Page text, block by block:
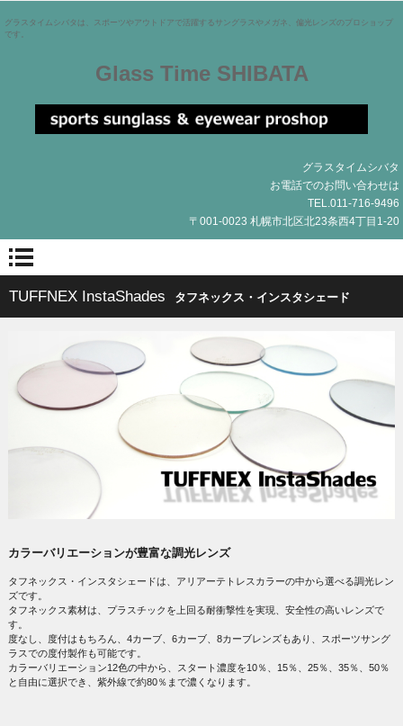
グラスタイムシバタは、スポーツやアウトドアで活躍するサングラスやメガネ、偏光レンズのプロショップ
です。
Glass Time SHIBATA
グラスタイムシバタ
お電話でのお問い合わせは
TEL.011-716-9496
〒001-0023 札幌市北区北23条西4丁目1-20
TUFFNEX InstaShades タフネックス・インスタシェード
カラーバリエーションが豊富な調光レンズ
タフネックス・インスタシェードは、アリアーテトレスカラーの中から選べる調光レン
ズです。
タフネックス素材は、プラスチックを上回る耐衝撃性を実現、安全性の高いレンズで
す。
度なし、度付はもちろん、4カーブ、6カーブ、8カーブレンズもあり、スポーツサング
ラスでの度付製作も可能です。
カラーバリエーション12色の中から、スタート濃度を10％、15％、25％、35％、50％
と自由に選択でき、紫外線で約80％まで濃くなります。